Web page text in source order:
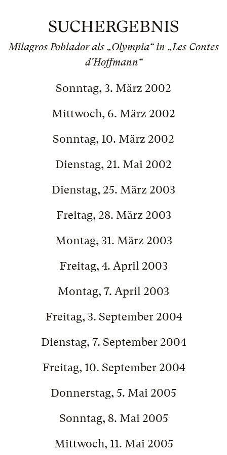
SUCHERGEBNIS
Milagros Poblador als „Olympia“ in „Les Contes
d'Hoffmann“
Sonntag, 3. März 2002
Mittwoch, 6. März 2002
Sonntag, 10. März 2002
Dienstag, 21. Mai 2002
Dienstag, 25. März 2003
Freitag, 28. März 2003
Montag, 31. März 2003
Freitag, 4. April 2003
Montag, 7. April 2003
Freitag, 3. September 2004
Dienstag, 7. September 2004
Freitag, 10. September 2004
Donnerstag, 5. Mai 2005
Sonntag, 8. Mai 2005
Mittwoch, 11. Mai 2005